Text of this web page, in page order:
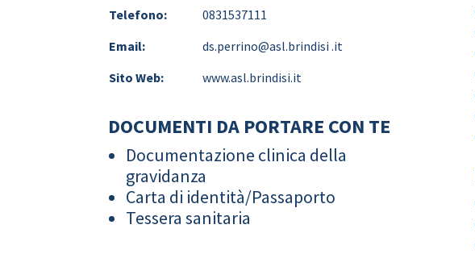
Telefono:
0831537111
Email:
ds.perrino@asl.brindisi .it
Sito Web:
www.asl.brindisi.it
DOCUMENTI DA PORTARE CON TE
Documentazione clinica della
gravidanza
Carta di identità/Passaporto
Tessera sanitaria